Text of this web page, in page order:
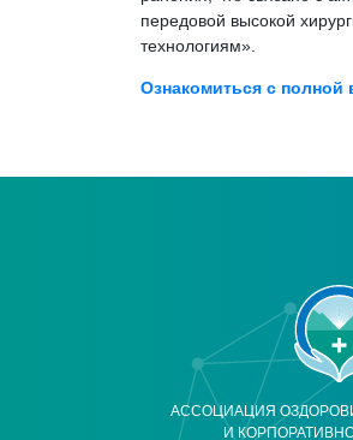
передовой высокой
технологиям».
Ознакомиться с полной
АССОЦИАЦИЯ
И